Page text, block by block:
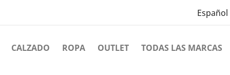
Español
CALZADO ROPA OUTLET TODAS LAS MARCAS